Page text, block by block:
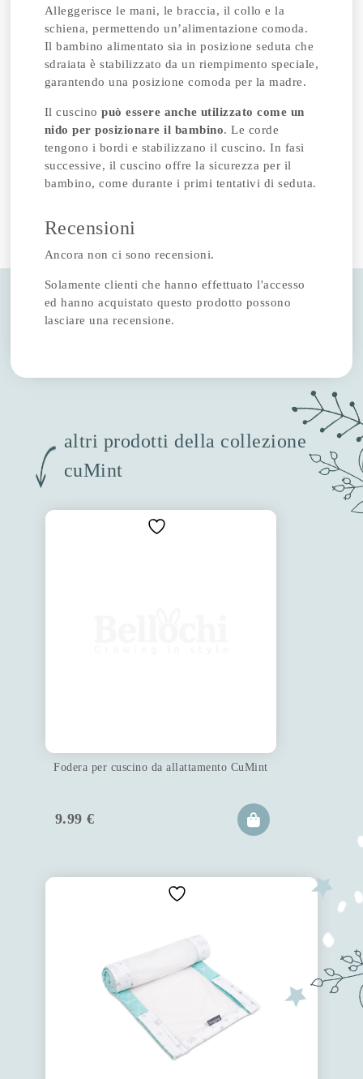
Alleggerisce le mani, le braccia, il collo e la
schiena, permettendo un’alimentazione comoda.
Il bambino alimentato sia in posizione seduta che
sdraiata è stabilizzato da un riempimento speciale,
garantendo una posizione comoda per la madre.
Il cuscinopuò essere anche utilizzato come un
nido per posizionare il bambino. Le corde
tengono i bordi e stabilizzano il cuscino. In fasi
successive, il cuscino offre la sicurezza per il
bambino, come durante i primi tentativi di seduta.
Recensioni
Ancora non ci sono recensioni.
Solamente clienti che hanno effettuato l'accesso
ed hanno acquistato questo prodotto possono
lasciare una recensione.
altri prodotti della collezione
cuMint
Fodera per cuscino da allattamento CuMint
9.99 €